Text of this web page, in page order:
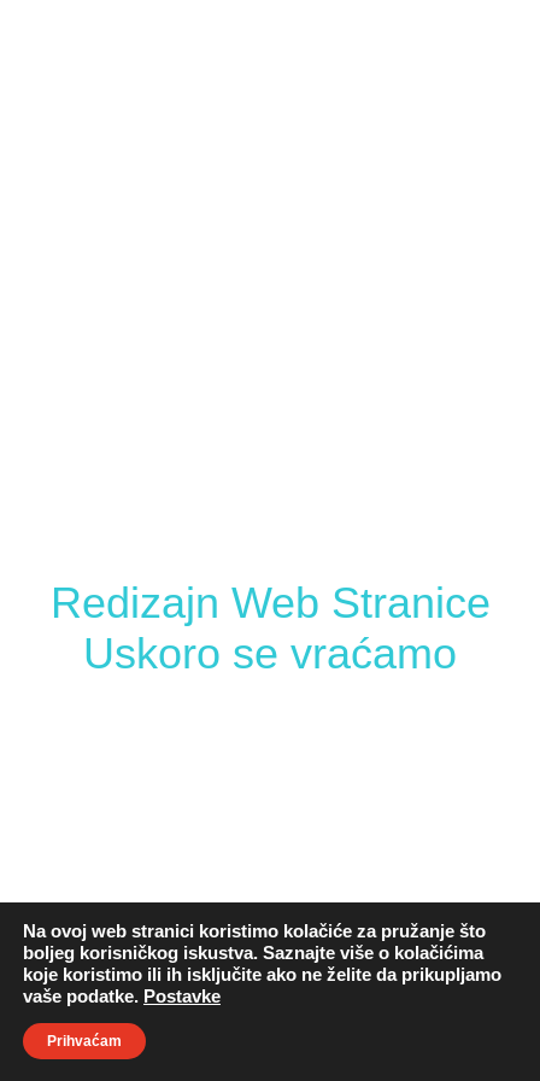
Redizajn Web Stranice
Uskoro se vraćamo
Na ovoj web stranici koristimo kolačiće za pružanje što
boljeg korisničkog iskustva. Saznajte više o kolačićima
koje koristimo ili ih isključite ako ne želite da prikupljamo
vaše podatke. Postavke
Prihvaćam